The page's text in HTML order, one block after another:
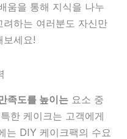
움을 통해 지식을 나누
하는 여러분도 자신만
보세요!
족도를 높이는 요소 중
한 케이크는 고객에게
는 DIY 케이크팩의 수요